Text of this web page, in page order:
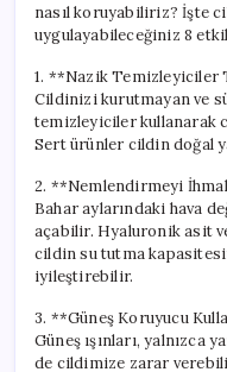
nasıl koruyabiliriz? İşte
uygulayabileceğiniz 8
1. **Nazik Temizleyiciler
Cildinizi kurutmayan ve
temizleyiciler
Sert ürünler cildin doğal
2. **Nemlendirmeyi
Bahar aylarındaki hava
açabilir. Hyaluronik asit
cildin su tutma
iyileştirebilir.
3. **Güneş Koruyucu
Güneş ışınları, yalnızca
de cildimize zarar